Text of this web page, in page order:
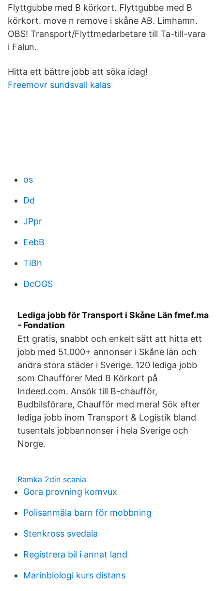
Flyttgubbe med B körkort. Flyttgubbe med B
körkort. move n remove i skåne AB. Limhamn.
OBS! Transport/Flyttmedarbetare till Ta-till-vara
i Falun.
Hitta ett bättre jobb att söka idag!
Freemovr sundsvall kalas
os
Dd
JPpr
EebB
TiBh
DcOGS
Lediga jobb för Transport i Skåne Län fmef.ma
- Fondation
Ett gratis, snabbt och enkelt sätt att hitta ett
jobb med 51.000+ annonser i Skåne län och
andra stora städer i Sverige. 120 lediga jobb
som Chaufförer Med B Körkort på
Indeed.com. Ansök till B-chaufför,
Budbilsförare, Chaufför med mera! Sök efter
lediga jobb inom Transport & Logistik bland
tusentals jobbannonser i hela Sverige och
Norge.
Ramka 2din scania
Gora provning komvux
Polisanmäla barn för mobbning
Stenkross svedala
Registrera bil i annat land
Marinbiologi kurs distans